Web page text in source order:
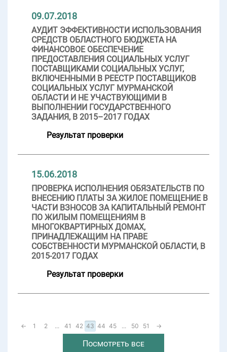
09.07.2018
АУДИТ ЭФФЕКТИВНОСТИ ИСПОЛЬЗОВАНИЯ
СРЕДСТВ ОБЛАСТНОГО БЮДЖЕТА НА
ФИНАНСОВОЕ ОБЕСПЕЧЕНИЕ
ПРЕДОСТАВЛЕНИЯ СОЦИАЛЬНЫХ УСЛУГ
ПОСТАВЩИКАМИ СОЦИАЛЬНЫХ УСЛУГ,
ВКЛЮЧЕННЫМИ В РЕЕСТР ПОСТАВЩИКОВ
СОЦИАЛЬНЫХ УСЛУГ МУРМАНСКОЙ
ОБЛАСТИ И НЕ УЧАСТВУЮЩИМИ В
ВЫПОЛНЕНИИ ГОСУДАРСТВЕННОГО
ЗАДАНИЯ, В 2015–2017 ГОДАХ
Результат проверки
15.06.2018
ПРОВЕРКА ИСПОЛНЕНИЯ ОБЯЗАТЕЛЬСТВ ПО
ВНЕСЕНИЮ ПЛАТЫ ЗА ЖИЛОЕ ПОМЕЩЕНИЕ В
ЧАСТИ ВЗНОСОВ ЗА КАПИТАЛЬНЫЙ РЕМОНТ
ПО ЖИЛЫМ ПОМЕЩЕНИЯМ В
МНОГОКВАРТИРНЫХ ДОМАХ,
ПРИНАДЛЕЖАЩИМ НА ПРАВЕ
СОБСТВЕННОСТИ МУРМАНСКОЙ ОБЛАСТИ, В
2015-2017 ГОДАХ
Результат проверки
← 1 2 ... 41 42 43 44 45 ... 50 51 →
Посмотреть все